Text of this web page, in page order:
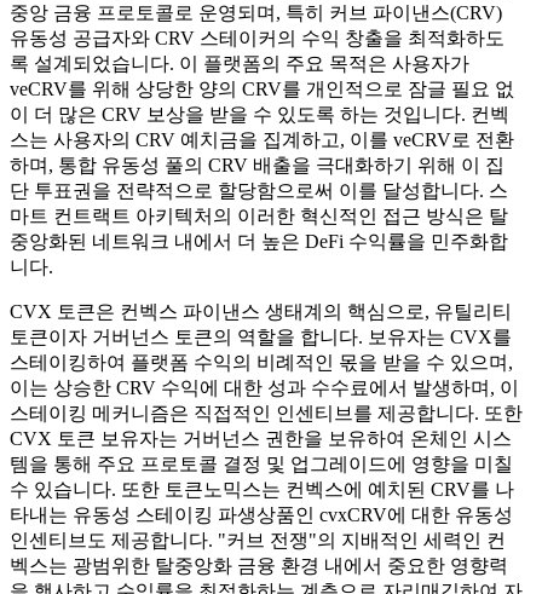
중앙 금융 프로토콜로 운영되며, 특히 커브 파이낸스(CRV)
유동성 공급자와 CRV 스테이커의 수익 창출을 최적화하도
록 설계되었습니다. 이 플랫폼의 주요 목적은 사용자가
veCRV를 위해 상당한 양의 CRV를 개인적으로 잠글 필요 없
이 더 많은 CRV 보상을 받을 수 있도록 하는 것입니다. 컨벡
스는 사용자의 CRV 예치금을 집계하고, 이를 veCRV로 전환
하며, 통합 유동성 풀의 CRV 배출을 극대화하기 위해 이 집
단 투표권을 전략적으로 할당함으로써 이를 달성합니다. 스
마트 컨트랙트 아키텍처의 이러한 혁신적인 접근 방식은 탈
중앙화된 네트워크 내에서 더 높은 DeFi 수익률을 민주화합
니다.
CVX 토큰은 컨벡스 파이낸스 생태계의 핵심으로, 유틸리티
토큰이자 거버넌스 토큰의 역할을 합니다. 보유자는 CVX를
스테이킹하여 플랫폼 수익의 비례적인 몫을 받을 수 있으며,
이는 상승한 CRV 수익에 대한 성과 수수료에서 발생하며, 이
스테이킹 메커니즘은 직접적인 인센티브를 제공합니다. 또한
CVX 토큰 보유자는 거버넌스 권한을 보유하여 온체인 시스
템을 통해 주요 프로토콜 결정 및 업그레이드에 영향을 미칠
수 있습니다. 또한 토큰노믹스는 컨벡스에 예치된 CRV를 나
타내는 유동성 스테이킹 파생상품인 cvxCRV에 대한 유동성
인센티브도 제공합니다. "커브 전쟁"의 지배적인 세력인 컨
벡스는 광범위한 탈중앙화 금융 환경 내에서 중요한 영향력